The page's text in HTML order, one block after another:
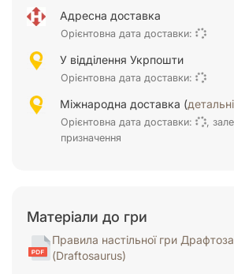
Адресна доставка
Орієнтовна дата доставки:
У відділення Укрпошти
Орієнтовна дата доставки:
Міжнародна доставка (
Орієнтовна дата доставки:
,
призначення
Матеріали до гри
Правила настільної гри
(Draftosaurus)